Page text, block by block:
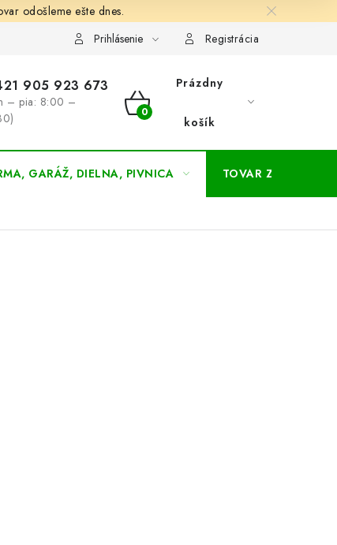
odošleme ešte dnes.
a dodacie podmienky Zásady ochrany osobných údajov
Prihlásenie Registrácia
905 923 673
– pia: 8:00 –
NÁKUPNÝ
Prázdny
košík
GARÁŽ, DIELNA, PIVNICA TOVAR ZA